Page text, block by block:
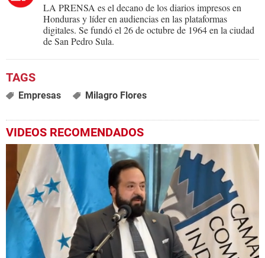
LA PRENSA es el decano de los diarios impresos en
Honduras y líder en audiencias en las plataformas
digitales. Se fundó el 26 de octubre de 1964 en la ciudad
de San Pedro Sula.
Empresas Milagro Flores
VIDEOS RECOMENDADOS